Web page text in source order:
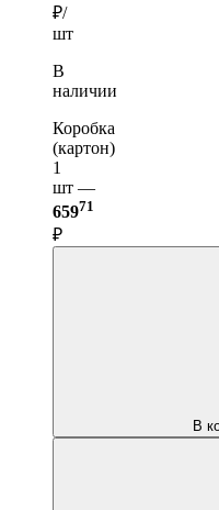
₽/
шт
В
наличии
Коробка
(картон)
1
шт —
65971
₽
В